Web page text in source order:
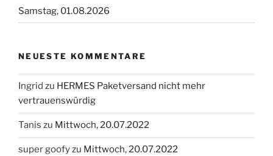
Samstag, 01.08.2026
NEUESTE KOMMENTARE
Ingrid zu HERMES Paketversand nicht mehr
vertrauenswürdig
Tanis zu Mittwoch, 20.07.2022
super goofyzu Mittwoch, 20.07.2022